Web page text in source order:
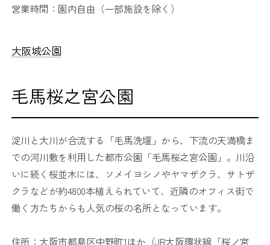
営業時間：園内自由（一部施設を除く）
大阪城公園
毛馬桜之宮公園
淀川と大川が合流する「毛馬洗堰」から、下流の天満橋ま
での河川敷を利用した都市公園「毛馬桜之宮公園」。川沿
いに続く桜並木には、ソメイヨシノやヤマザクラ、サトザ
クラなどが約4800本植えられていて、近隣のオフィス街で
働く方たちからも人気の桜の名所となっています。
住所：大阪市都島区中野町1ほか（JR大阪環状線「桜ノ宮